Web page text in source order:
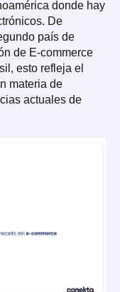
donde hay
De
país de
de E-commerce
esto refleja el
materia de
actuales de